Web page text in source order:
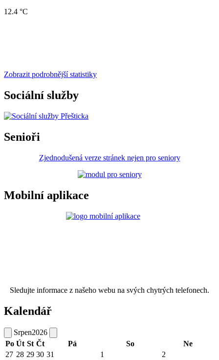
12.4 °C
Zobrazit podrobnější statistiky
Sociální služby
Senioři
Zjednodušená verze stránek nejen pro seniory
Mobilní aplikace
Sledujte informace z našeho webu na svých chytrých telefonech.
Kalendář
Srpen2026
Po Út St Čt Pá So
Ne
27 28 29 30 31 1 2